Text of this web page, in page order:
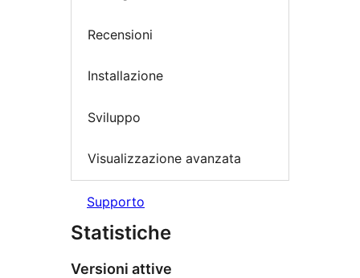
Recensioni
Installazione
Sviluppo
Visualizzazione avanzata
Supporto
Statistiche
Versioni attive